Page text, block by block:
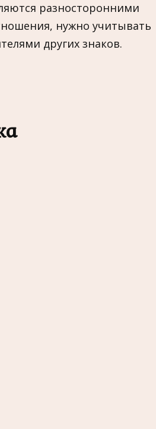
разносторонними
нужно учитывать
других знаков.